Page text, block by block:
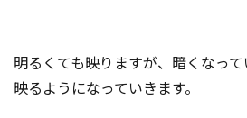
明るくても映りますが、暗くなっ
映るようになっていきます。